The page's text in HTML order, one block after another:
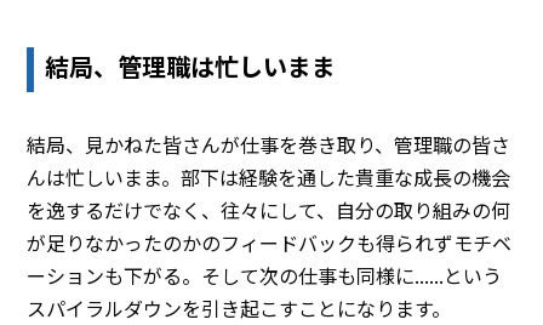
結局、管理職は忙しいまま
結局、見かねた皆さんが仕事を巻き取り、管理職の皆さ
んは忙しいまま。部下は経験を通した貴重な成長の機会
を逸するだけでなく、往々にして、自分の取り組みの何
が足りなかったのかのフィードバックも得られずモチベ
ーションも下がる。そして次の仕事も同様に......という
スパイラルダウンを引き起こすことになります。